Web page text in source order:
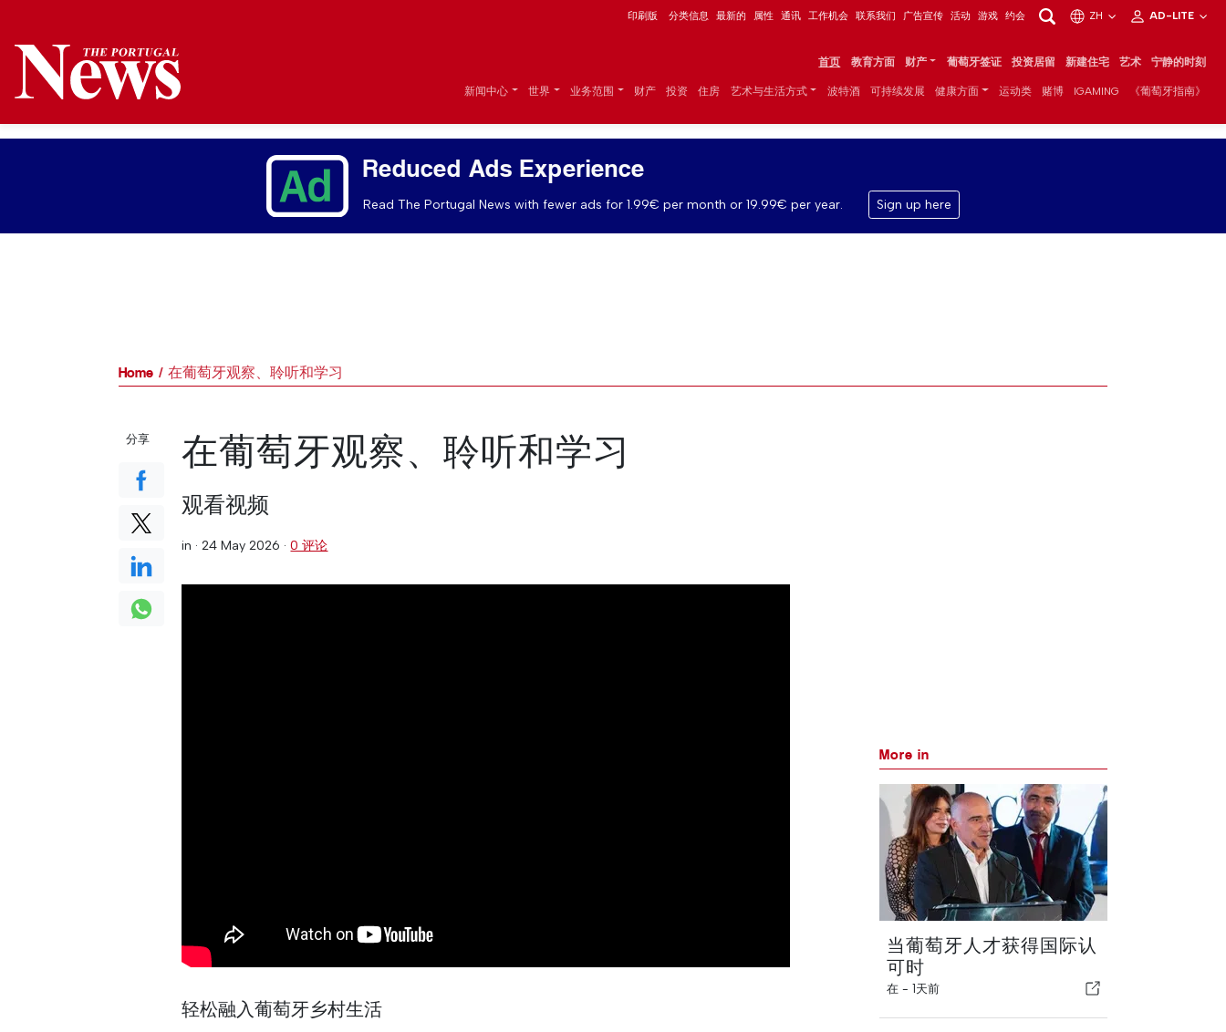
印刷版 分类信息 最新的 属性 通讯 工作机会 联系我们 广告宣传 活动 游戏 约会 ZH AD-LITE
首页 教育方面 财产 葡萄牙签证 投资居留 新建住宅 艺术 宁静的时刻
新闻中心 世界 业务范围 财产 投资 住房 艺术与生活方式 波特酒 可持续发展 健康方面 运动类 赌博 IGAMING 《葡萄牙指南》
Reduced Ads Experience
Read The Portugal News with fewer ads for 1.99€ per month or 19.99€ per year. Sign up here
Home 在葡萄牙观察、聆听和学习
在葡萄牙观察、聆听和学习
观看视频
in ·24 May 2026 ·0 评论
轻松融入葡萄牙乡村生活
分享
More in
当葡萄牙人才获得国际认
可时
在 - 1天前